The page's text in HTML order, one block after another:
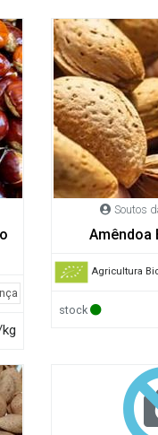
Soutos
Amêndoa
Agricultura
stock